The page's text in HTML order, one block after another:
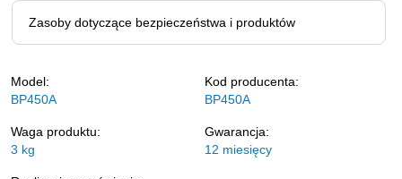
Zasoby dotyczące bezpieczeństwa i produktów
Model:
BP450A
Kod producenta:
BP450A
Waga produktu:
3 kg
Gwarancja:
12 miesięcy